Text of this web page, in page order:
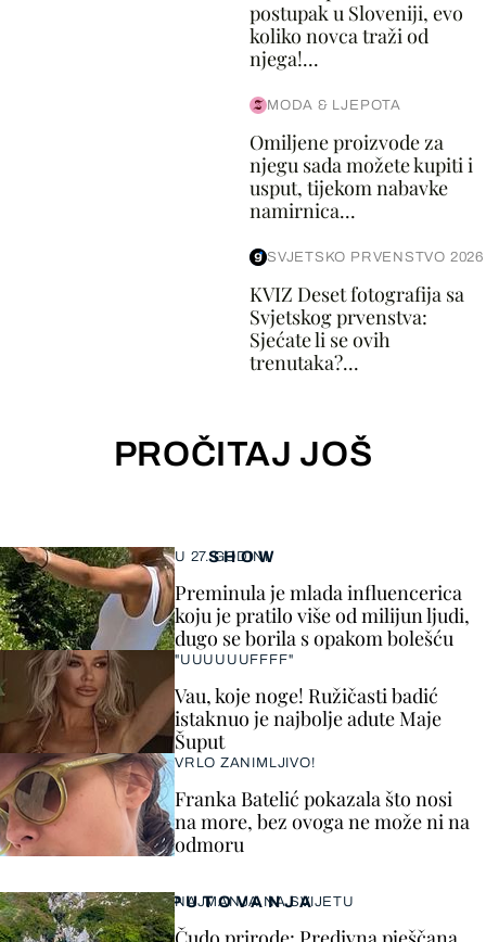
postupak u Sloveniji, evo
koliko novca traži od
njega!...
MODA & LJEPOTA
Omiljene proizvode za
njegu sada možete kupiti i
usput, tijekom nabavke
namirnica...
SVJETSKO PRVENSTVO 2026
KVIZ Deset fotografija sa
Svjetskog prvenstva:
Sjećate li se ovih
trenutaka?...
PROČITAJ JOŠ
SHOW
U 27. GODINI
Preminula je mlada influencerica
koju je pratilo više od milijun ljudi,
dugo se borila s opakom bolešću
"UUUUUUFFFF"
Vau, koje noge! Ružičasti badić
istaknuo je najbolje adute Maje
Šuput
VRLO ZANIMLJIVO!
Franka Batelić pokazala što nosi
na more, bez ovoga ne može ni na
odmoru
PUTOVANJA
NAJMANJA NA SVIJETU